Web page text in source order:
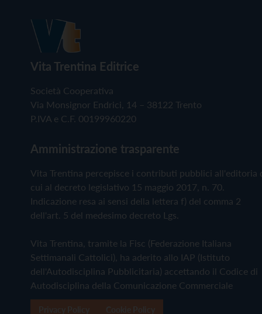
Vita Trentina Editrice
Società Cooperativa
Via Monsignor Endrici, 14 – 38122 Trento
P.IVA e C.F. 00199960220
Amministrazione trasparente
Vita Trentina percepisce i contributi pubblici all'editoria
cui al decreto legislativo 15 maggio 2017, n. 70.
Indicazione resa ai sensi della lettera f) del comma 2
dell'art. 5 del medesimo decreto Lgs.
Vita Trentina, tramite la Fisc (Federazione Italiana
Settimanali Cattolici), ha aderito allo IAP (Istituto
dell'Autodisciplina Pubblicitaria) accettando il Codice di
Autodisciplina della Comunicazione Commerciale